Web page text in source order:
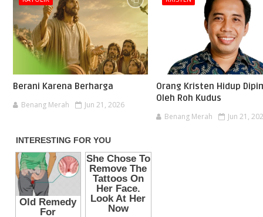
Berani Karena Berharga
Benang Merah Jun 21, 2026
Orang Kristen Hidup
Oleh Roh Kudus
Benang Merah Jun 21,